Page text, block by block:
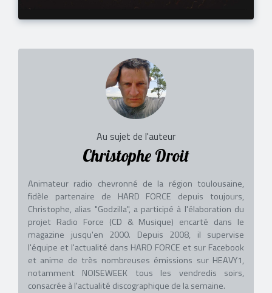
Au sujet de l'auteur
Christophe Droit
Animateur radio chevronné de la région toulousaine,
fidèle partenaire de HARD FORCE depuis toujours,
Christophe, alias "Godzilla", a participé à l'élaboration du
projet Radio Force (CD & Musique) encarté dans le
magazine jusqu'en 2000. Depuis 2008, il supervise
l'équipe et l'actualité dans HARD FORCE et sur Facebook
et anime de très nombreuses émissions sur HEAVY1,
notamment NOISEWEEK tous les vendredis soirs,
consacrée à l'actualité discographique de la semaine.